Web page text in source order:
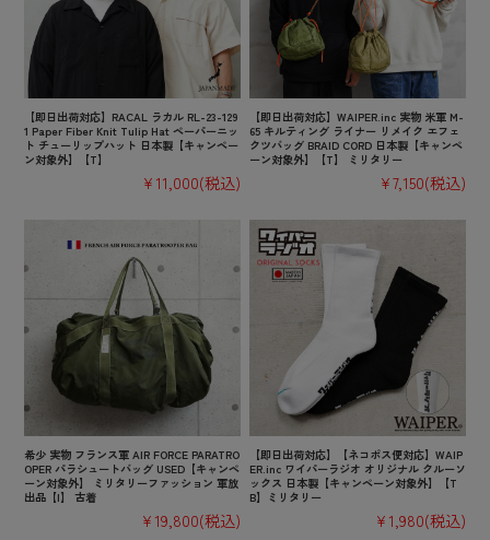
【即日出荷対応】RACAL ラカル RL-23-129
1 Paper Fiber Knit Tulip Hat ペーパーニッ
ト チューリップハット 日本製【キャンペー
ン対象外】【T】
¥11,000(税込)
【即日出荷対応】WAIPER.inc 実物 米軍 M-
65 キルティング ライナー リメイク エフェ
クツバッグ BRAID CORD 日本製【キャンペ
ーン対象外】【T】 ミリタリー
¥7,150(税込)
希少 実物 フランス軍 AIR FORCE PARATRO
OPER パラシュートバッグ USED【キャンペ
ーン対象外】 ミリタリーファッション 軍放
出品【I】 古着
¥19,800(税込)
【即日出荷対応】【ネコポス便対応】WAIP
ER.inc ワイパーラジオ オリジナル クルーソ
ックス 日本製【キャンペーン対象外】【T
B】ミリタリー
¥1,980(税込)